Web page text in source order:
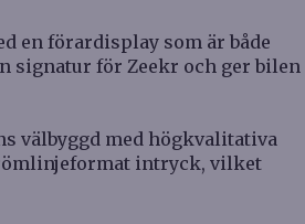
en förardisplay som är både
signatur för Zeekr och ger bilen
välbyggd med högkvalitativa
intryck, vilket